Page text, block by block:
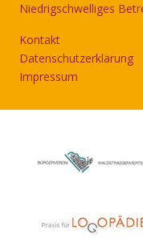
Niedrigschwelliges
Kontakt
Datenschutzerklärung
Impressum